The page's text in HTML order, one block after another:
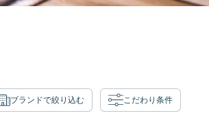
ブランドで絞り込む こだわり条件